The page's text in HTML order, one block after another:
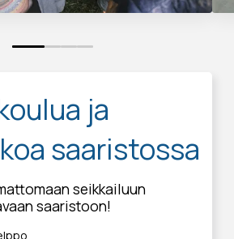
0 1 2 3
ja
saaristossa
seikkailuun
saaristoon!